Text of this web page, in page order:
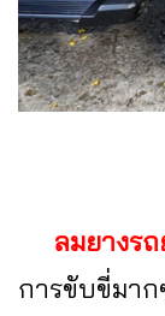
ลมยางรถ
การขับขี่มา